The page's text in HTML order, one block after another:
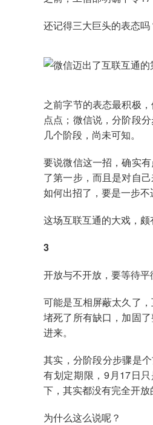
还记得三大巨头的表态吗
之前字节的表态最积极
点点；微信说，分阶段
几个阶段，尚未可知。
要说微信这一招，确实
了第一步，而且是对自
如何出招了，要是一步
这场互联互通的大戏，颇
3
开放与不开放，要等待平
可能是互相屏蔽太久了
堵死了所有缺口，加固
进来。
其实，分阶段分步骤是
有划定期限，9月17日
下，其实都没有完全开
为什么这么说呢？